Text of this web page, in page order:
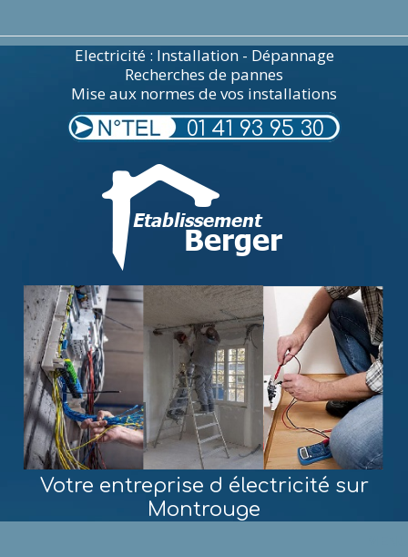
Electricité : Installation - Dépannage
Recherches de pannes
Mise aux normes de vos installations
01 41 93 95 30
Votre entreprise d électricité sur
Montrouge